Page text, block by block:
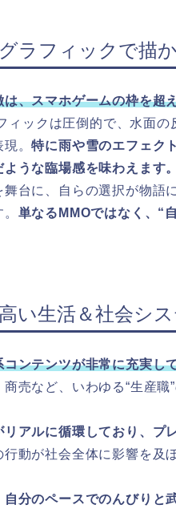
グラフィックで描
、スマホゲームの枠を超
ィックは圧倒的で、水面
現。特に雨や雪のエフェク
うな臨場感を味わえます。
台に、自らの選択が物語
単なるMMOではなく、“
い生活＆社会シ
ンテンツが非常に充実し
売など、いわゆる“生産
アルに循環しており、プ
行動が社会全体に影響を及
分のペースでのんびりと